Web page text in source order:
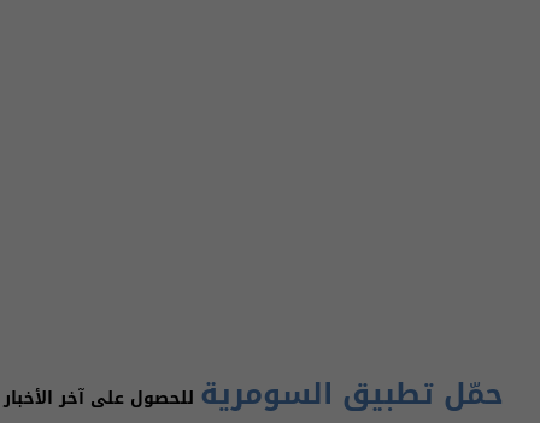
حمّل تطبيق السومرية للحصول على آخر